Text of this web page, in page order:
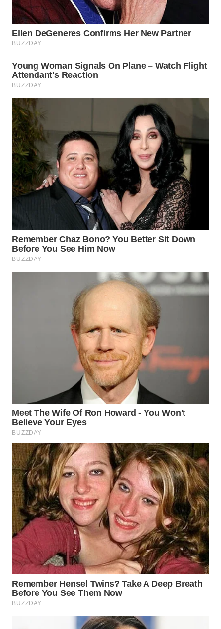
BINJAI
WN
WN
INDRAMAYU
WN
KUNINGAN
WN
MAJALENGKA
WN
SUBANG
SUKABUMI
WN
WN
BOROBUDUR
WN
MADURA
WN
SURABAYA
WN
NATUNA
WN
BINTAN
WN
MANDALIKA